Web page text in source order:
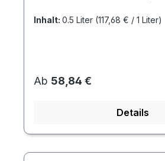
Inhalt: 0.5 Liter (117,68 € / 1 Liter)
Regulärer Preis:
Ab 58,84 €
Details